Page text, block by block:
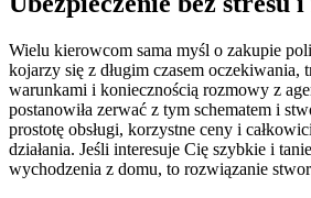
Wielu kierowcom sama myśl o zakupie
kojarzy się z długim czasem oczekiwania,
warunkami i koniecznością rozmowy z
postanowiła zerwać z tym schematem i
prostotę obsługi, korzystne ceny i
działania. Jeśli interesuje Cię szybkie i
wychodzenia z domu, to rozwiązanie